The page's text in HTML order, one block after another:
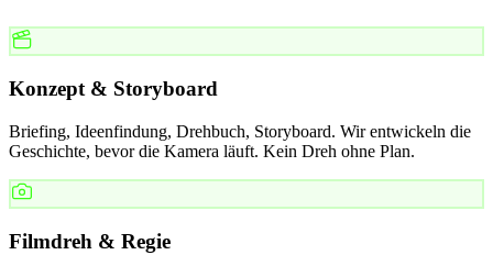
Konzept & Storyboard
Briefing, Ideenfindung, Drehbuch, Storyboard. Wir entwickeln die
Geschichte, bevor die Kamera läuft. Kein Dreh ohne Plan.
Filmdreh & Regie